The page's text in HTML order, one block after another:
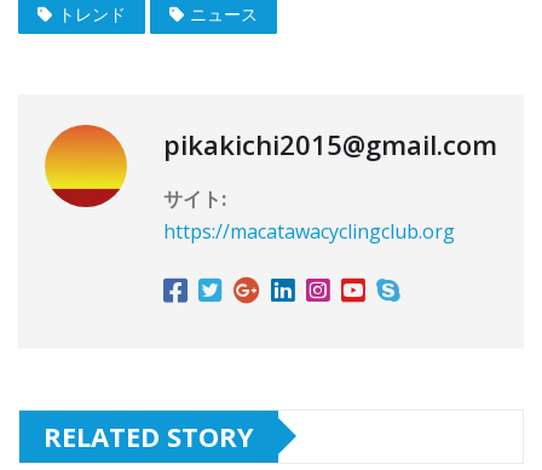
トレンド ニュース
pikakichi2015@gmail.com
サイト:
https://macatawacyclingclub.org
RELATED STORY